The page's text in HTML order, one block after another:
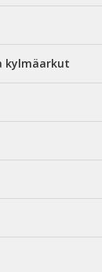
kylmäarkut